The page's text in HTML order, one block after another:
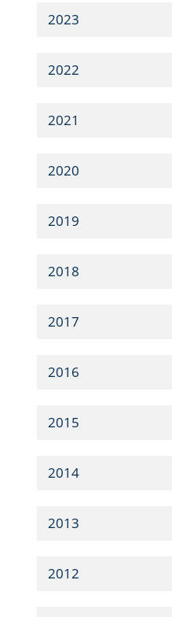
2023
2022
2021
2020
2019
2018
2017
2016
2015
2014
2013
2012